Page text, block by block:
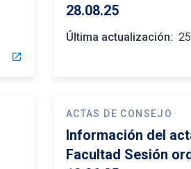
open_in_new
28.08.25
Última actualización:
ACTAS DE CONSEJO
Información del
Facultad Sesión